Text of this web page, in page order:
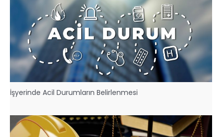
İşyerinde Acil Durumların Belirlenmesi